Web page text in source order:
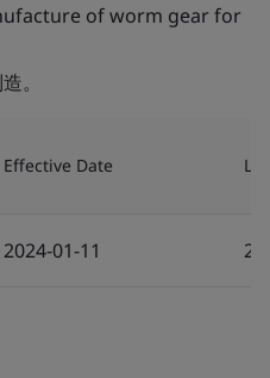
of worm gear for
。
Effective Date
2024-01-11